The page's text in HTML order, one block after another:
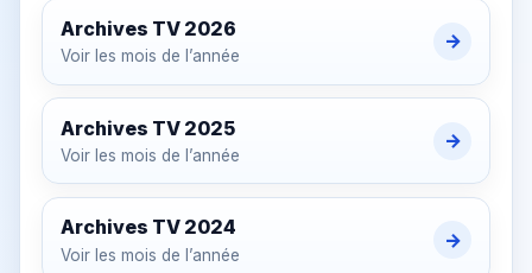
Archives TV 2026
Voir les mois de l’année
→
Archives TV 2025
Voir les mois de l’année
→
Archives TV 2024
Voir les mois de l’année
→